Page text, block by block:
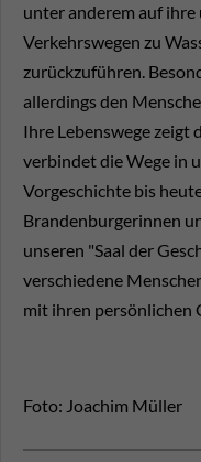
unter anderem auf ihre
Verkehrswegen zu
zurückzuführen.
allerdings den
Ihre Lebenswege zeigt
verbindet die Wege in
Vorgeschichte bis
Brandenburgerinnen
unseren "Saal der
verschiedene
mit ihren persönlichen
Foto: Joachim Müller